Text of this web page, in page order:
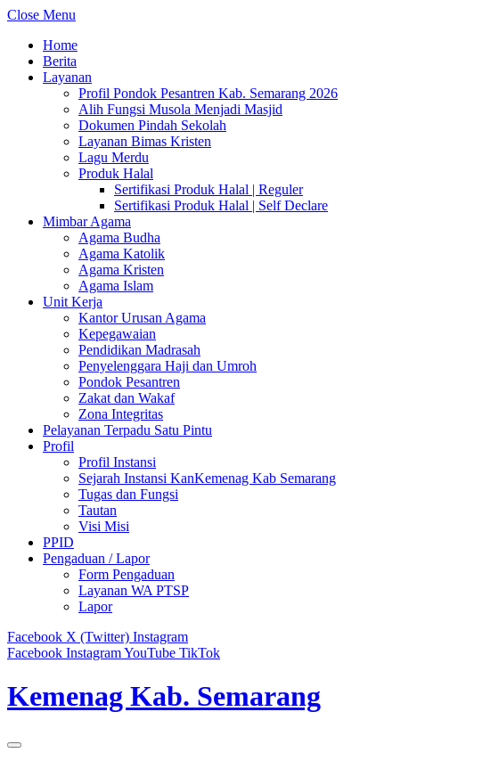
Close Menu
Home
Berita
Layanan
Profil Pondok Pesantren Kab. Semarang 2026
Alih Fungsi Musola Menjadi Masjid
Dokumen Pindah Sekolah
Layanan Bimas Kristen
Lagu Merdu
Produk Halal
Sertifikasi Produk Halal | Reguler
Sertifikasi Produk Halal | Self Declare
Mimbar Agama
Agama Budha
Agama Katolik
Agama Kristen
Agama Islam
Unit Kerja
Kantor Urusan Agama
Kepegawaian
Pendidikan Madrasah
Penyelenggara Haji dan Umroh
Pondok Pesantren
Zakat dan Wakaf
Zona Integritas
Pelayanan Terpadu Satu Pintu
Profil
Profil Instansi
Sejarah Instansi KanKemenag Kab Semarang
Tugas dan Fungsi
Tautan
Visi Misi
PPID
Pengaduan / Lapor
Form Pengaduan
Layanan WA PTSP
Lapor
Facebook X (Twitter) Instagram
Facebook InstagramYouTube TikTok
Kemenag Kab. Semarang